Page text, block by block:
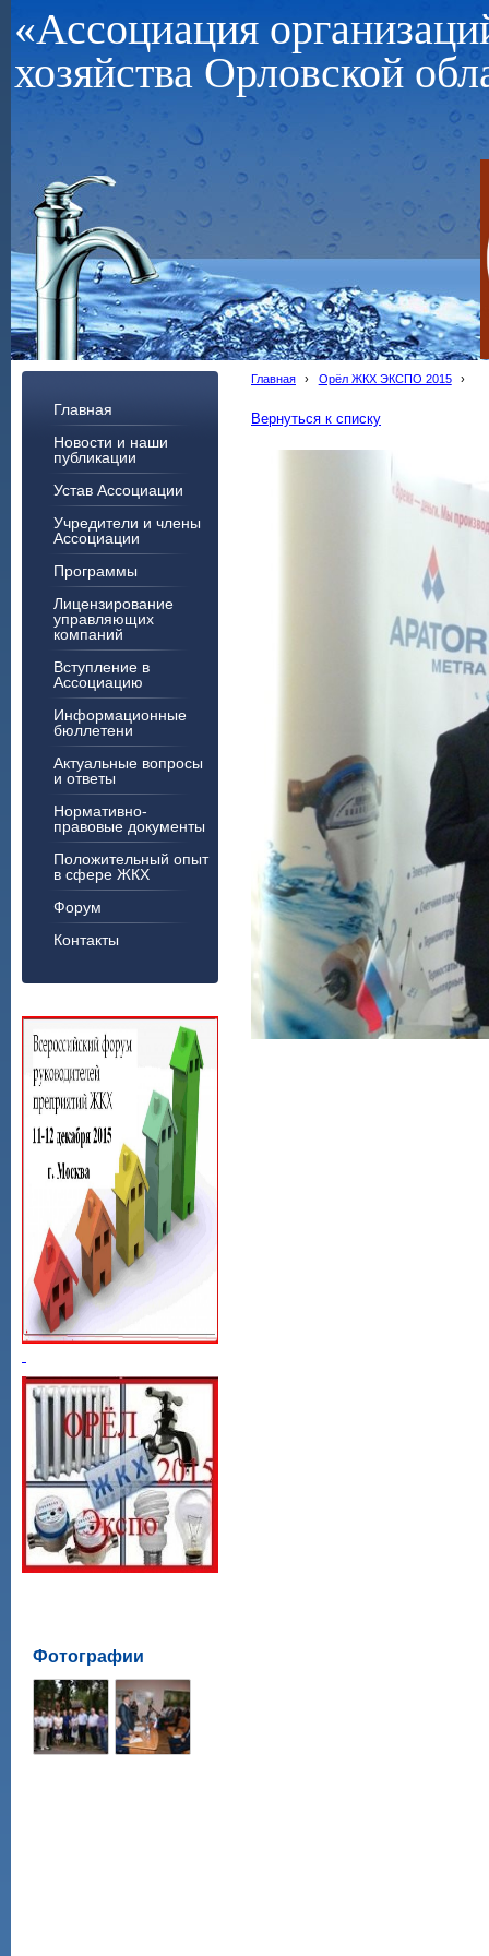
«Ассоциация
хозяйства Орловской
Главная
Новости и наши
публикации
Устав Ассоциации
Учредители и члены
Ассоциации
Программы
Лицензирование
управляющих
компаний
Вступление в
Ассоциацию
Информационные
бюллетени
Актуальные вопросы
и ответы
Нормативно-
правовые документы
Положительный опыт
в сфере ЖКХ
Форум
Контакты
Фотографии
Главная › Орёл ЖКХ ЭКСПО 2015 ›
Вернуться к списку